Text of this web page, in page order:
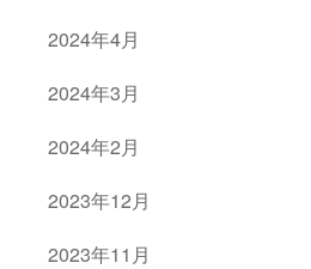
2024年4月
2024年3月
2024年2月
2023年12月
2023年11月